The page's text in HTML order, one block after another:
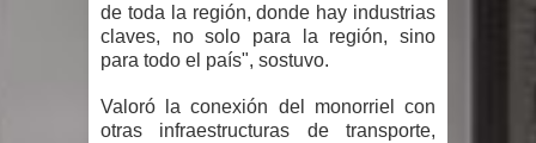
frontera en masa para entrar a
España
TC declara inconstitucional decreto
de toda la región, donde hay industrias
claves, no solo para la región, sino
para todo el país", sostuvo.
Valoró la conexión del monorriel con
otras infraestructuras de transporte,